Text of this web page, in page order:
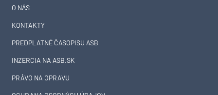
O NÁS
KONTAKTY
PREDPLATNÉ ČASOPISU ASB
INZERCIA NA ASB.SK
PRÁVO NA OPRAVU